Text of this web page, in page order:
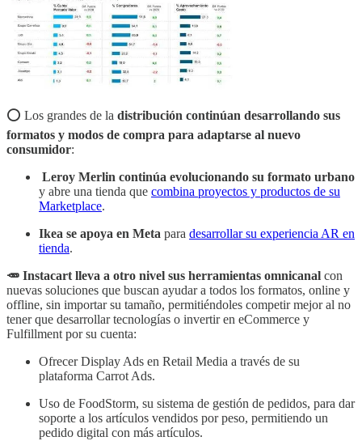
⭕️ Los grandes de la distribución continúan desarrollando sus
formatos y modos de compra para adaptarse al nuevo
consumidor:
Leroy Merlin continúa evolucionando su formato urbano
y abre una tienda que combina proyectos y productos de su
Marketplace.
Ikea se apoya en Meta para desarrollar su experiencia AR en
tienda.
🥕 Instacart lleva a otro nivel sus herramientas omnicanal con
nuevas soluciones que buscan ayudar a todos los formatos, online y
offline, sin importar su tamaño, permitiéndoles competir mejor al no
tener que desarrollar tecnologías o invertir en eCommerce y
Fulfillment por su cuenta:
Ofrecer Display Ads en Retail Media a través de su
plataforma Carrot Ads.
Uso de FoodStorm, su sistema de gestión de pedidos, para dar
soporte a los artículos vendidos por peso, permitiendo un
pedido digital con más artículos.